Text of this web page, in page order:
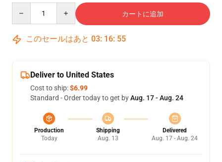
カートに追加
このセールはあと 03: 16: 54
Deliver to United States
Cost to ship:$6.99
Standard - Order today to get byAug. 17 - Aug. 24
Production
Today
Shipping
Aug. 13
Delivered
Aug. 17 - Aug. 24